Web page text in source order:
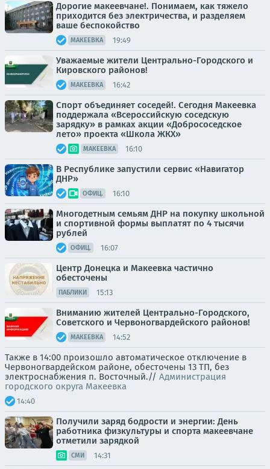
Дорогие макеевчане!. Понимаем, как тяжело
приходится без электричества, и разделяем
ваше беспокойство
МАКЕЕВКА 19:49
Уважаемые жители Центрально-Городского и
Кировского районов!
МАКЕЕВКА 16:42
Спорт объединяет соседей!. Сегодня Макеевка
поддержала «Всероссийскую соседскую
зарядку» в рамках акции «Добрососедское
лето» проекта «Школа ЖКХ»
МАКЕЕВКА 16:10
В Республике запустили сервис «Навигатор
ДНР»
ОФИЦ. 16:10
Многодетным семьям ДНР на покупку школьной
и спортивной формы выплатят по 4 тысячи
рублей
ОФИЦ. 16:07
Центр Донецка и Макеевка частично
обесточены
ПАБЛИКИ 15:13
Вниманию жителей Центрально-Городского,
Советского и Червоногвардейского районов!
МАКЕЕВКА 14:52
Также в 14:00 произошло автоматическое отключение в
Червоногвардейском районе, обесточены 13 ТП, без
электроснабжения п. Восточный.// Администрация
городского округа Макеевка
14:40
Получили заряд бодрости и энергии: День
работника физкультуры и спорта макеевчане
отметили зарядкой
СМИ 14:31